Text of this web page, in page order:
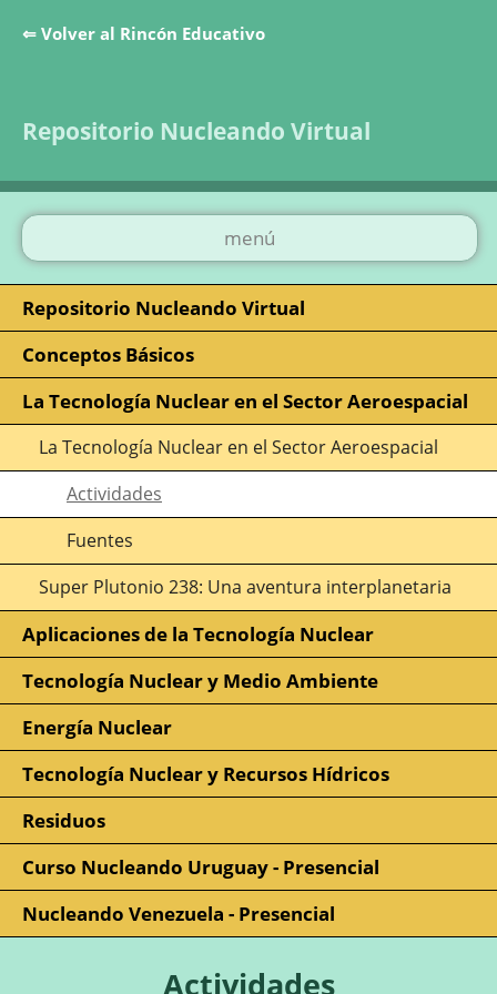
⇐ Volver al Rincón Educativo
Repositorio Nucleando Virtual
menú
Repositorio Nucleando Virtual
Conceptos Básicos
La Tecnología Nuclear en el Sector Aeroespacial
La Tecnología Nuclear en el Sector Aeroespacial
Actividades
Fuentes
Super Plutonio 238: Una aventura interplanetaria
Aplicaciones de la Tecnología Nuclear
Tecnología Nuclear y Medio Ambiente
Energía Nuclear
Tecnología Nuclear y Recursos Hídricos
Residuos
Curso Nucleando Uruguay - Presencial
Nucleando Venezuela - Presencial
Actividades